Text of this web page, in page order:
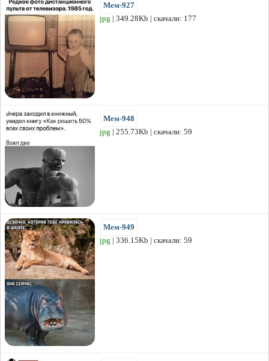
Мем-927
jpg | 349.28Kb | скачали: 177
Мем-948
jpg | 255.73Kb | скачали: 59
Мем-949
jpg | 336.15Kb | скачали: 59